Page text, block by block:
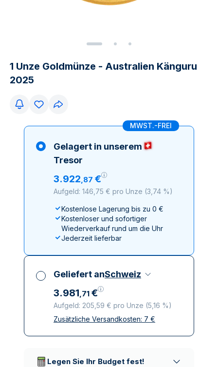
1 Unze Goldmünze - Australien Känguru
2025
MWST.-FREI
Gelagert in unserem
Tresor
3.922,87 €
Aufgeld: 146,75 € pro Unze (3,74 %)
Kostenlose Lagerung bis zu 0 €
Kostenloser und sofortiger
Wiederverkauf rund um die Uhr
Jederzeit lieferbar
Geliefert anSchweiz
3.981,71 €
Aufgeld: 205,59 € pro Unze (5,16 %)
Alle Steuern inbegriffen
Zusätzliche Versandkosten: 7 €
Legen Sie Ihr Budget fest!